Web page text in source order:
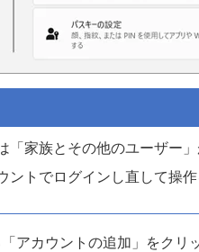
「家族とその他のユーザー
ントでログインし直して操作
アカウントの追加」をクリ